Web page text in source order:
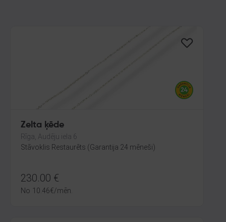
Zelta ķēde
Rīga, Audēju iela 6
Stāvoklis Restaurēts (Garantija 24 mēneši)
230.00 €
No 10.46€/mēn.